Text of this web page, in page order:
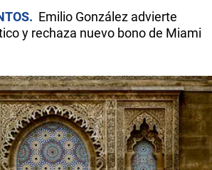
Emilio González advierte
y rechaza nuevo bono de Miami